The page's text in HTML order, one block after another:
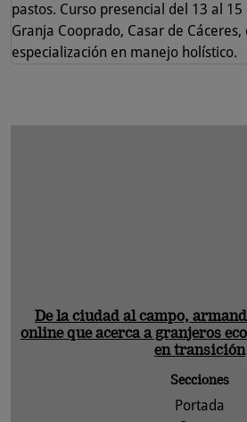
pastos. Curso presencial del 13 al
Granja Cooprado, Casar de
especialización en manejo holístico.
De la ciudad al campo,
online que acerca a granjeros
en transición
Secciones
Portada